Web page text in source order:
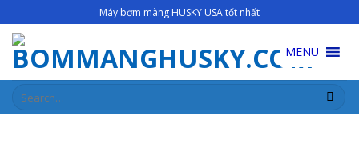
to
content
Máy bơm màng HUSKY USA tốt nhất
MENU
for: